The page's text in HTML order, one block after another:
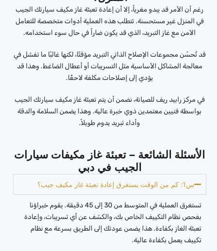
رغم أن الأمر قد يبدو مغرياً، إلا أن إعادة تعبئة غاز مكيف سيارتك الجيب
في المنزل غير مستحسنة. تتطلب هذه العملية أدوات متخصصة للتعامل
الآمن مع غاز التبريد، الذي قد يكون ضاراً في حال سوء استخدامه.
قد تُحسّن مجموعات الإصلاح الذاتي التبريد مؤقتًا، لكنها غالبًا ما تفشل في
معالجة المشاكل الأساسية مثل التسريبات أو أعطال الضاغط. وهذا قد
يؤدي إلى إصلاحات مكلفة لاحقًا.
في مركز رابيد ريف للصيانة، نضمن أن يتم تعبئة غاز مكيف سيارتك الجيب
بواسطة فنيين معتمدين ذوي خبرة عالية. وهذا يضمن السلامة والدقة
وأداء تبريد يدوم طويلاً.
الأسئلة الشائعة – تعبئة غاز مكيفات سيارات
الجيب في دبي
س1: كم من الوقت يستغرق إعادة تعبئة غاز مكيف جيب؟
تستغرق العملية في المتوسط ​​من 30 إلى 45 دقيقة. يقوم خبراؤنا
بفحص نظام التكييف الخاص بك، والكشف عن أي تسريبات، وإعادة
تعبئة الغاز بكفاءة. هذا يضمن عودتك إلى الطريق بسرعة مع نظام
تكييف يعمل بكفاءة عالية.